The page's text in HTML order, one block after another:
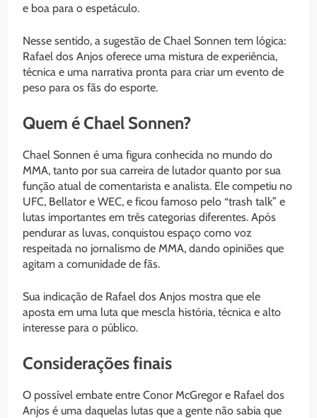
e boa para o espetáculo.
Nesse sentido, a sugestão de Chael Sonnen tem lógica:
Rafael dos Anjos oferece uma mistura de experiência,
técnica e uma narrativa pronta para criar um evento de
peso para os fãs do esporte.
Quem é Chael Sonnen?
Chael Sonnen é uma figura conhecida no mundo do
MMA, tanto por sua carreira de lutador quanto por sua
função atual de comentarista e analista. Ele competiu no
UFC, Bellator e WEC, e ficou famoso pelo “trash talk” e
lutas importantes em três categorias diferentes. Após
pendurar as luvas, conquistou espaço como voz
respeitada no jornalismo de MMA, dando opiniões que
agitam a comunidade de fãs.
Sua indicação de Rafael dos Anjos mostra que ele
aposta em uma luta que mescla história, técnica e alto
interesse para o público.
Considerações finais
O possível embate entre Conor McGregor e Rafael dos
Anjos é uma daquelas lutas que a gente não sabia que